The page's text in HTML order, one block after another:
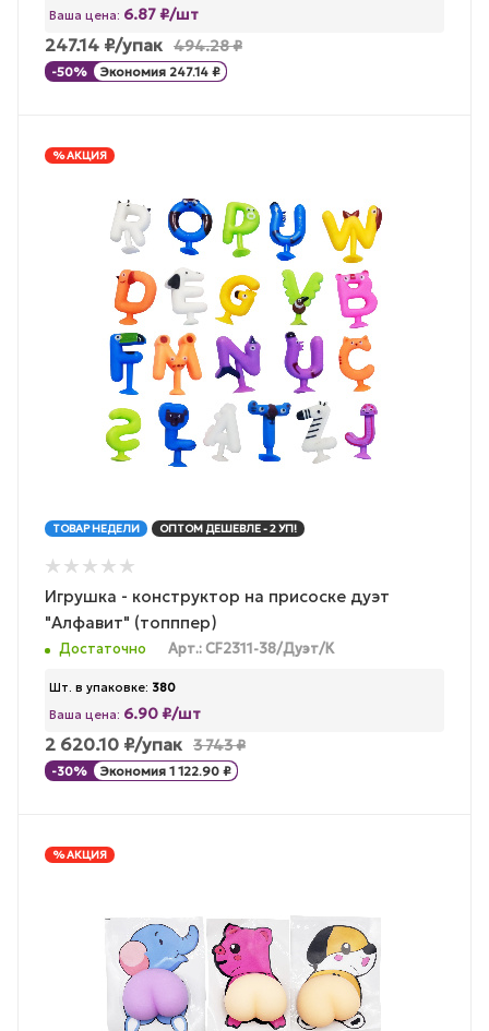
Ваша цена: 6.87 ₽/шт
247.14 ₽/упак 494.28₽
-50% Экономия 247.14 ₽
% АКЦИЯ
ТОВАР НЕДЕЛИ ОПТОМ ДЕШЕВЛЕ - 2 УП!
Игрушка - конструктор на присоске дуэт
"Алфавит" (топппер)
Достаточно Арт.: CF2311-38/Дуэт/К
Шт. в упаковке: 380
Ваша цена: 6.90 ₽/шт
2 620.10 ₽/упак 3 743₽
-30% Экономия 1 122.90 ₽
% АКЦИЯ